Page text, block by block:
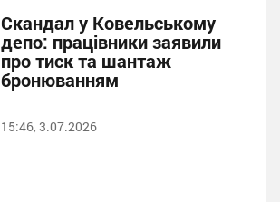
Скандал у Ковельському
депо: працівники заявили
про тиск та шантаж
бронюванням
15:46, 3.07.2026